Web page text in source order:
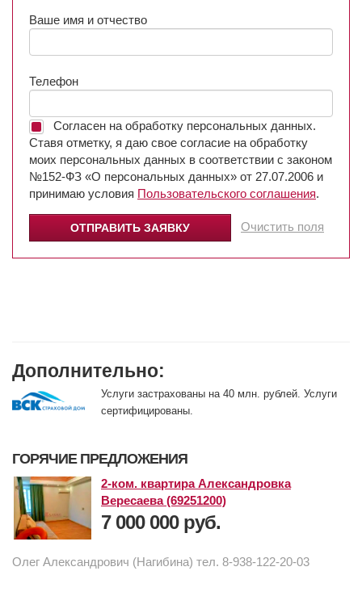
Ваше имя и отчество
Телефон
Согласен на обработку персональных данных.
Ставя отметку, я даю свое согласие на обработку
моих персональных данных в соответствии с законом
№152-ФЗ «О персональных данных» от 27.07.2006 и
принимаю условия Пользовательского соглашения.
Очистить поля
Дополнительно:
Услуги застрахованы на 40 млн. рублей. Услуги
сертифицированы.
ГОРЯЧИЕ ПРЕДЛОЖЕНИЯ
2-ком. квартира Александровка
Вересаева (69251200)
7 000 000 руб.
Олег Александрович (Нагибина) тел. 8-938-122-20-03